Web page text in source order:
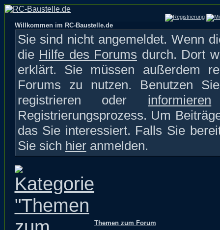
Willkommen im RC-Baustelle.de
Sie sind nicht angemeldet. Wenn
die Hilfe des Forums durch. Dort
erklärt. Sie müssen außerdem
Forums zu nutzen. Benutzen
registrieren oder informieren
Registrierungsprozess. Um
das Sie interessiert. Falls Sie
Sie sich hieranmelden.
Themen zum Forum